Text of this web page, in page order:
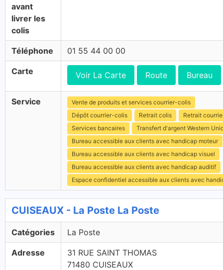
avant
livrer les
colis
Téléphone 01 55 44 00 00
Carte Voir La Carte Route Bureau
Service
Vente de produits et services courrier-colis
Dépôt courrier-colis
Retrait colis
Retrait
Services bancaires
Transfert d'argent Western
Bureau accessible aux clients avec handicap moteur
Bureau accessible aux clients avec handicap visuel
Bureau accessible aux clients avec handicap auditif
Espace confidentiel accessible aux clients avec
CUISEAUX - La Poste La Poste
Catégories La Poste
Adresse
31 RUE SAINT THOMAS
71480 CUISEAUX